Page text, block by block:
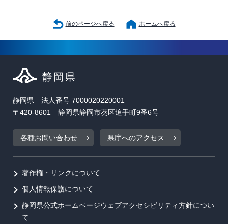
前のページへ戻る ホームへ戻る
静岡県 法人番号 7000020220001
〒420-8601 静岡県静岡市葵区追手町9番6号
各種お問い合わせ 県庁へのアクセス
著作権・リンクについて
個人情報保護について
静岡県公式ホームページウェブアクセシビリティ方針につい
て